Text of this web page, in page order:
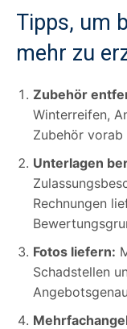
Tipps, um
mehr zu
Zubehör
Winterreifen,
Zubehör vorab
Unterlagen
Rechnungen
Fotos liefern:
Schadstellen